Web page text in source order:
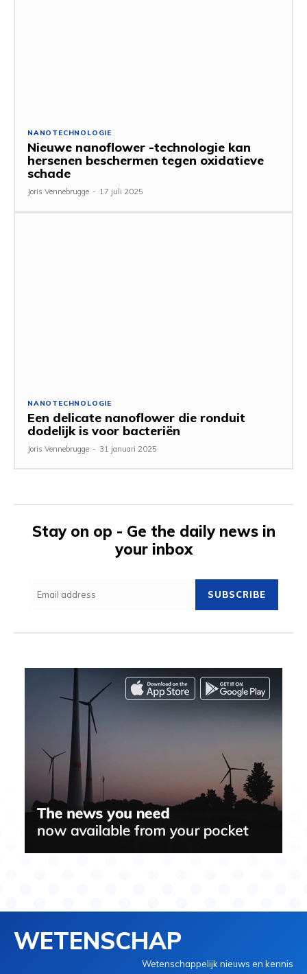
NANOTECHNOLOGIE
Nieuwe nanoflower -technologie kan
hersenen beschermen tegen oxidatieve
schade
Joris Vennebrugge - 17 juli 2025
NANOTECHNOLOGIE
Een delicate nanoflower die ronduit
dodelijk is voor bacteriën
Joris Vennebrugge - 31 januari 2025
Stay on op - Ge the daily news in
your inbox
SUBSCRIBE
WETENSCHAP
Wetenschappelijk nieuws en kennis